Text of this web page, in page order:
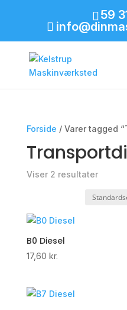
59
Forside / Varer tagged
Viser 2 resultater
B0 Diesel
17,60 kr.